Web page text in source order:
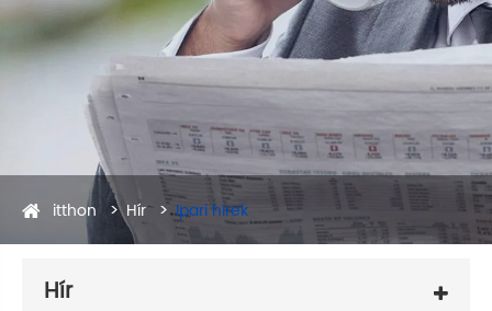
itthon Hír Ipari hírek
Hír